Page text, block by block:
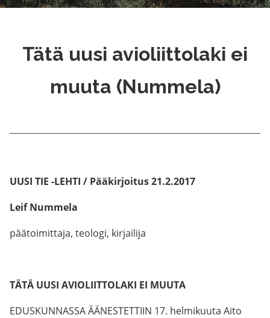
Tätä uusi avioliittolaki ei
muuta (Nummela)
UUSI TIE -LEHTI / Pääkirjoitus 21.2.2017
Leif Nummela
päätoimittaja, teologi, kirjailija
TÄTÄ UUSI AVIOLIITTOLAKI EI MUUTA
EDUSKUNNASSA ÄÄNESTETTIIN 17. helmikuuta Aito